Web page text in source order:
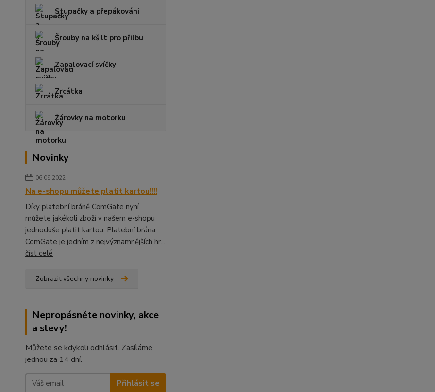
Stupačky a přepákování
Šrouby na kšilt pro přilbu
Zapalovací svíčky
Zrcátka
Žárovky na motorku
Novinky
06.09.2022
Na e-shopu můžete platit kartou!!!!
Díky platební bráně ComGate nyní
můžete jakékoli zboží v našem e-shopu
jednoduše platit kartou. Platební brána
ComGate je jedním z nejvýznamnějších hr...
číst celé
Zobrazit všechny novinky
Nepropásněte novinky, akce
a slevy!
Můžete se kdykoli odhlásit. Zasíláme
jednou za 14 dní.
Přihlásit se